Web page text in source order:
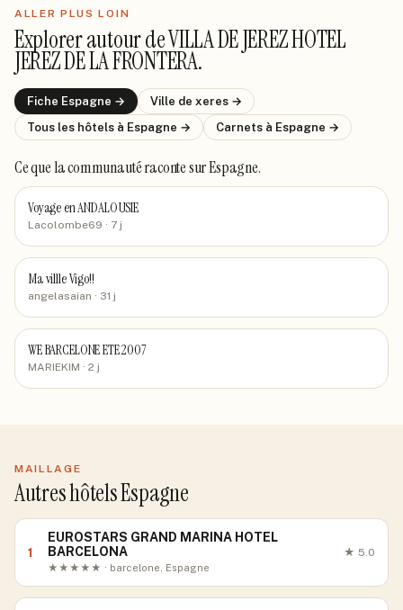
ALLER PLUS LOIN
Explorer autour deVILLA DE JEREZ HOTEL
JEREZ DE LA FRONTERA.
Fiche Espagne → Ville de xeres →
Tous les hôtels à Espagne → Carnets à Espagne →
Ce que la communauté racontesur Espagne.
Voyage en ANDALOUSIE
Lacolombe69 · 7 j
Ma villle Vigo!!
angelasaian · 31 j
WE BARCELONE ETE 2007
MARIEKIM · 2 j
MAILLAGE
Autres hôtels Espagne
1
EUROSTARS GRAND MARINA HOTEL
BARCELONA
★★★★★ · barcelone, Espagne
★ 5.0